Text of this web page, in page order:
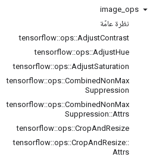
image ops
نظرة عامّة
tensorflow::ops::AdjustContrast
tensorflow::ops::AdjustHue
tensorflow::ops::AdjustSaturation
tensorflow::ops::CombinedNonMax
Suppression
tensorflow::ops::CombinedNonMax
Suppression::Attrs
tensorflow::ops::CropAndResize
tensorflow::ops::CropAndResize::
Attrs